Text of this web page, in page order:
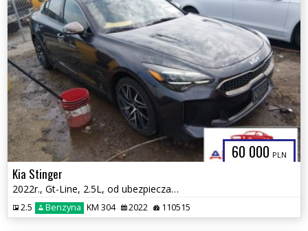
60 000 PLN
Kia Stinger
2022r., Gt-Line, 2.5L, od ubezpieczalni
2.5 Benzyna KM 304 2022 110515